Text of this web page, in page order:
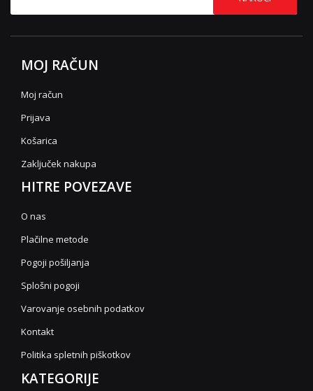
MOJ RAČUN
Moj račun
Prijava
Košarica
Zaključek nakupa
HITRE POVEZAVE
O nas
Plačilne metode
Pogoji pošiljanja
Splošni pogoji
Varovanje osebnih podatkov
Kontakt
Politika spletnih piškotkov
KATEGORIJE